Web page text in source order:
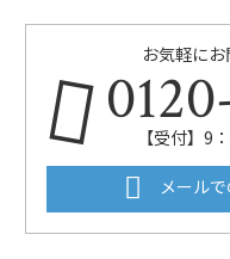
お気軽にお
【受付】9
メール